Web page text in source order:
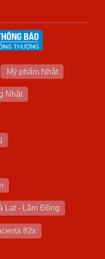
Mỹ phẩm Nhật
Nhật
Lạt - Lâm Đồng
82x